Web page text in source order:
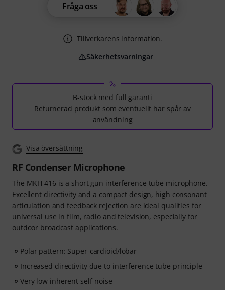
B-stock med full garanti
Returnerad produkt som eventuellt har spår av
användning
Visa översättning
RF Condenser Microphone
The MKH 416 is a short gun interference tube microphone.
Excellent directivity and a compact design, high consonant
articulation and feedback rejection are ideal qualities for
universal use in film, radio and television, especially for
outdoor broadcast applications.
Polar pattern: Super-cardioid/lobar
Increased directivity due to interference tube principle
Very low inherent self-noise
Fråga oss
Tillverkarens information.
Säkerhetsvarningar